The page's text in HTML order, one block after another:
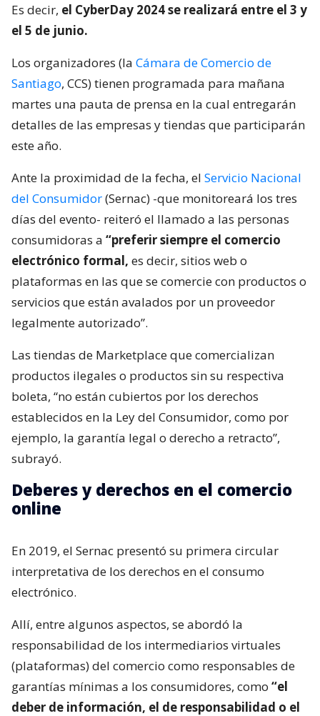
Es decir, el CyberDay 2024 se realizará entre el 3 y
el 5 de junio.
Los organizadores (la Cámara de Comercio de
Santiago, CCS) tienen programada para mañana
martes una pauta de prensa en la cual entregarán
detalles de las empresas y tiendas que participarán
este año.
Ante la proximidad de la fecha, el Servicio Nacional
del Consumidor(Sernac) -que monitoreará los tres
días del evento- reiteró el llamado a las personas
consumidoras a “preferir siempre el comercio
electrónico formal, es decir, sitios web o
plataformas en las que se comercie con productos o
servicios que están avalados por un proveedor
legalmente autorizado”.
Las tiendas de Marketplace que comercializan
productos ilegales o productos sin su respectiva
boleta, “no están cubiertos por los derechos
establecidos en la Ley del Consumidor, como por
ejemplo, la garantía legal o derecho a retracto”,
subrayó.
Deberes y derechos en el comercio
online
En 2019, el Sernac presentó su primera circular
interpretativa de los derechos en el consumo
electrónico.
Allí, entre algunos aspectos, se abordó la
responsabilidad de los intermediarios virtuales
(plataformas) del comercio como responsables de
garantías mínimas a los consumidores, como “el
deber de información, el de responsabilidad o el